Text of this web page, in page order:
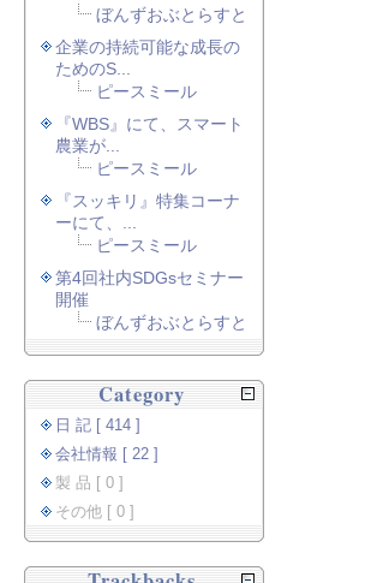
ぼんずおぶとらすと
企業の持続可能な成長の
ためのS...
ピースミール
『WBS』にて、スマート
農業が...
ピースミール
『スッキリ』特集コーナ
ーにて、...
ピースミール
第4回社内SDGsセミナー
開催
ぼんずおぶとらすと
Category
日 記 [ 414 ]
会社情報 [ 22 ]
製 品 [ 0 ]
その他 [ 0 ]